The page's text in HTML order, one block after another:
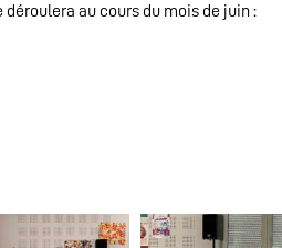
au cours du mois de juin :